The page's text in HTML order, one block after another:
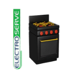
para
conteúdo